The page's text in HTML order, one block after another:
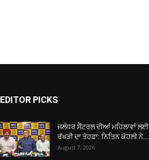
EDITOR PICKS
ਜਲੰਧਰ ਸੈਂਟਰਲ ਦੀਆਂ ਮਹਿਲਾਵਾਂ ਲਈ
ਰੱਖੜੀ ਦਾ ਤੋਹਫ਼ਾ: ਨਿਤਿਨ ਕੋਹਲੀ ਨੇ...
August 7, 2026